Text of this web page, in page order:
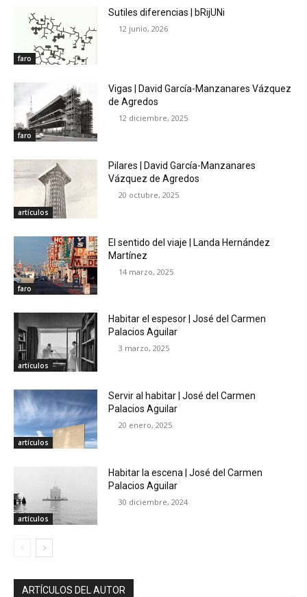
faro
Sutiles diferencias | bRijUNi
12 junio, 2026
faro
Vigas | David García-Manzanares Vázquez
de Agredos
12 diciembre, 2025
artículos
Pilares | David García-Manzanares
Vázquez de Agredos
20 octubre, 2025
faro
El sentido del viaje | Landa Hernández
Martínez
14 marzo, 2025
artículos
Habitar el espesor | José del Carmen
Palacios Aguilar
3 marzo, 2025
artículos
Servir al habitar | José del Carmen
Palacios Aguilar
20 enero, 2025
artículos
Habitar la escena | José del Carmen
Palacios Aguilar
30 diciembre, 2024
ARTÍCULOS DEL AUTOR